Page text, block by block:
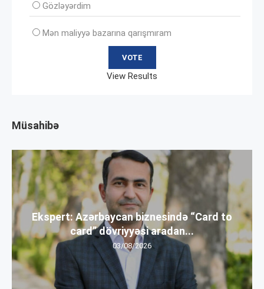
Gözləyərdim
Mən maliyyə bazarına qarışmıram
View Results
Müsahibə
Ekspert: Azərbaycan biznesində “Card to
card” dövriyyəsi aradan...
03/08/2026